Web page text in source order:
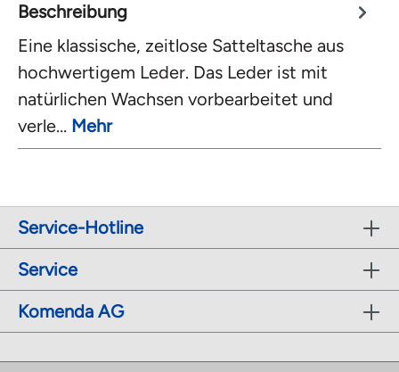
Beschreibung
Eine klassische, zeitlose Satteltasche aus
hochwertigem Leder. Das Leder ist mit
natürlichen Wachsen vorbearbeitet und
verle… Mehr
Service-Hotline
Service
Komenda AG